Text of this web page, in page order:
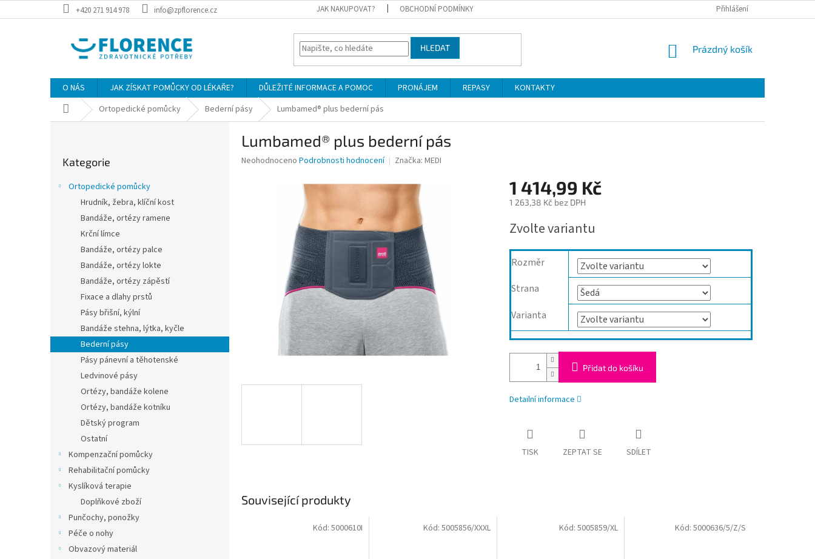
na
+420 271 914 978 info@zpflorence.cz JAK NAKUPOVAT? OBCHODNÍ PODMÍNKY Přihlášení
HLEDAT
NÁKUPNÍ
Prázdný košík
O NÁS JAK ZÍSKAT POMŮCKY OD LÉKAŘE? DŮLEŽITÉ INFORMACE A POMOC PRONÁJEM REPASY
KONTAKTY
Domů Ortopedické pomůcky Bederní pásy Lumbamed® plus bederní pás
kategorie
Kategorie
Ortopedické pomůcky
Hrudník, žebra, klíční kost
Bandáže, ortézy ramene
Krční límce
Bandáže, ortézy palce
Bandáže, ortézy lokte
Bandáže, ortézy zápěstí
Fixace a dlahy prstů
Pásy břišní, kýlní
Bandáže stehna, lýtka, kyčle
Bederní pásy
Pásy pánevní a těhotenské
Ledvinové pásy
Ortézy, bandáže kolene
Ortézy, bandáže kotníku
Dětský program
Ostatní
Kompenzační pomůcky
Rehabilitační pomůcky
Kyslíková terapie
Doplňkové zboží
Punčochy, ponožky
Péče o nohy
Obvazový materiál
Lumbamed® plus bederní pás
Průměrné
Neohodnoceno Podrobnosti hodnocení Značka: MEDI
1 414,99 Kč
1 263,38 Kč bez DPH
cena:
Zvolte variantu
Rozměr
Strana
Varianta
Přidat do košíku
Detailní informace
TISK ZEPTAT SE SDÍLET
Související produkty
Kód: 5000610I Kód: 5005856/XXXL Kód:5005859/XL Kód: 5000636/5/Z/S